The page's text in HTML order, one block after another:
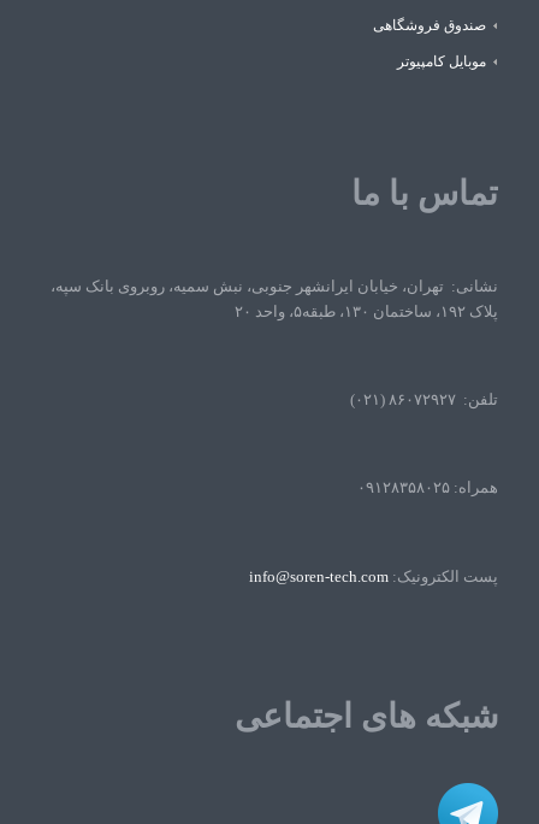
صندوق فروشگاهی
موبایل کامپیوتر
تماس با ما
نشانی: تهران، خیابان ایرانشهر جنوبی، نبش سمیه، روبروی بانک سپه،
پلاک ۱۹۲، ساختمان ۱۳۰، طبقه۵، واحد ۲۰
تلفن: ۸۶۰۷۲۹۲۷ (۰۲۱)
همراه: ۰۹۱۲۸۳۵۸۰۲۵
پست الکترونیک: info@soren-tech.com
شبکه های اجتماعی